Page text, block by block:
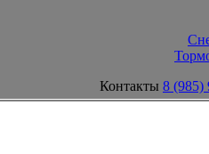
Контакты 8 (985)